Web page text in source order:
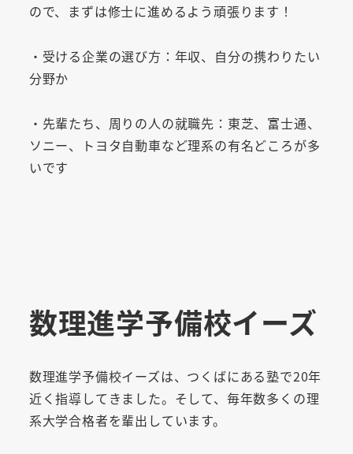
ので、まずは修士に進めるよう頑張ります！
・受ける企業の選び方：年収、自分の携わりたい
分野か
・先輩たち、周りの人の就職先：東芝、富士通、
ソニー、トヨタ自動車など理系の有名どころが多
いです
数理進学予備校イーズ
数理進学予備校イーズは、つくばにある塾で20年
近く指導してきました。そして、毎年数多くの理
系大学合格者を輩出しています。